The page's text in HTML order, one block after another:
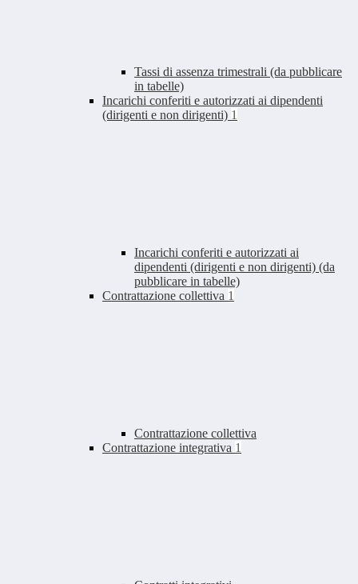
Tassi di assenza trimestrali (da pubblicare
in tabelle)
Incarichi conferiti e autorizzati ai dipendenti
(dirigenti e non dirigenti) 1
Incarichi conferiti e autorizzati ai
dipendenti (dirigenti e non dirigenti) (da
pubblicare in tabelle)
Contrattazione collettiva 1
Contrattazione collettiva
Contrattazione integrativa 1